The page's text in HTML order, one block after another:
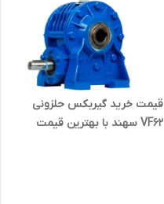
قیمت خرید گیربکس حلزونی
VF62 سهند با بهترین قیمت